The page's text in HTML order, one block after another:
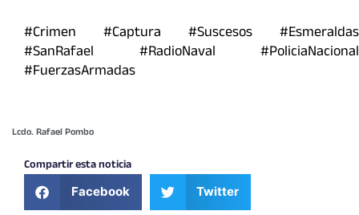
#Crimen #Captura #Suscesos #Esmeraldas
#SanRafael #RadioNaval #PoliciaNacional
#FuerzasArmadas
Lcdo. Rafael Pombo
Compartir esta noticia
Facebook Twitter